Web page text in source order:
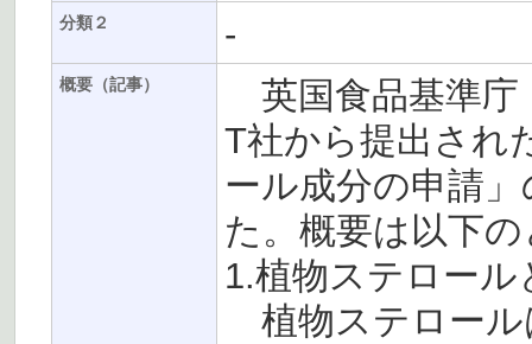
分類２ -
概要（記事）
英国食品基準庁
T社から提出され
ール成分の申請
た。概要は以下
1.植物ステロール
植物ステロール